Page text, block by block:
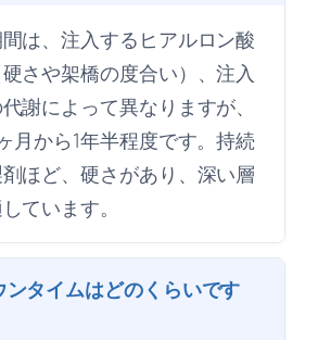
は、注入するヒアルロン酸
さや架橋の度合い）、注入
謝によって異なりますが、
月から1年半程度です。持続
ほど、硬さがあり、深い層
ています。
タイムはどのくらいです